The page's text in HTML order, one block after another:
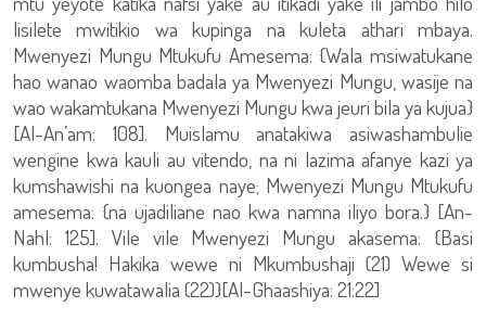
lisilete mwitikio wa kupinga na kuleta athari mbaya.
Mwenyezi Mungu Mtukufu Amesema: {Wala msiwatukane
hao wanao waomba badala ya Mwenyezi Mungu, wasije na
wao wakamtukana Mwenyezi Mungu kwa jeuri bila ya kujua}
[Al-An’am: 108]. Muislamu anatakiwa asiwashambulie
wengine kwa kauli au vitendo, na ni lazima afanye kazi ya
kumshawishi na kuongea naye; Mwenyezi Mungu Mtukufu
amesema: {na ujadiliane nao kwa namna iliyo bora.} [An-
Nahl: 125]. Vile vile Mwenyezi Mungu akasema: {Basi
kumbusha! Hakika wewe ni Mkumbushaji (21) Wewe si
mwenye kuwatawalia (22)}[Al-Ghaashiya: 21:22]